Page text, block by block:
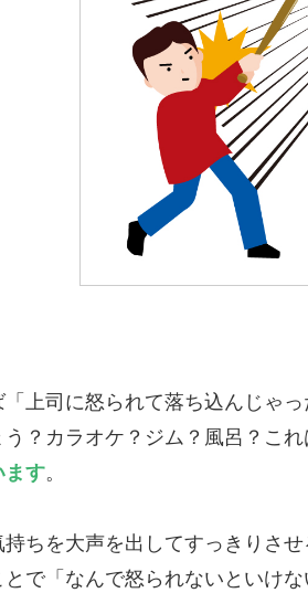
「上司に怒られて落ち込んじゃ
？カラオケ？ジム？風呂？これ
ます。
ちを大声を出してすっきりさせ
で「なんで怒られないといけ